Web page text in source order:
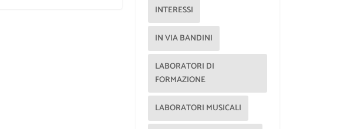
INTERESSI
IN VIA BANDINI
LABORATORI DI
FORMAZIONE
LABORATORI MUSICALI